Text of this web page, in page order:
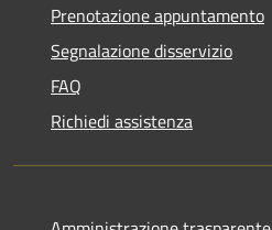
Prenotazione appuntamento
Segnalazione disservizio
FAQ
Richiedi assistenza